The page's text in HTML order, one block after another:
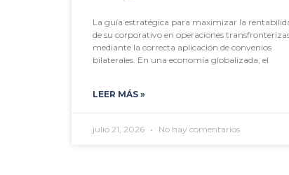
La guía estratégica para maximizar la
de su corporativo en operaciones
mediante la correcta aplicación de convenios
bilaterales. En una economía globalizada, el
LEER MÁS »
julio 21, 2026 No hay comentarios